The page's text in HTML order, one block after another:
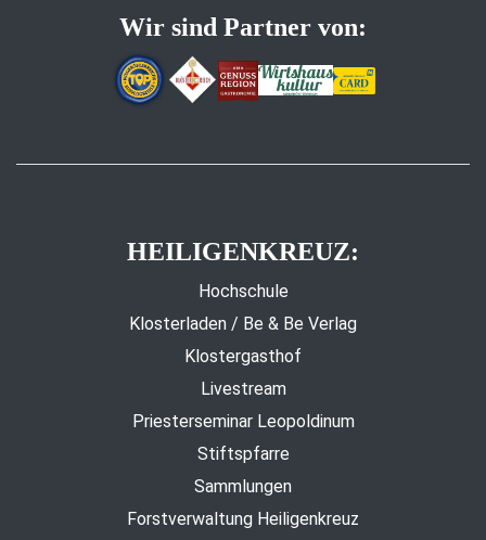
Wir sind Partner von:
HEILIGENKREUZ:
Hochschule
Klosterladen / Be & Be Verlag
Klostergasthof
Livestream
Priesterseminar Leopoldinum
Stiftspfarre
Sammlungen
Forstverwaltung Heiligenkreuz